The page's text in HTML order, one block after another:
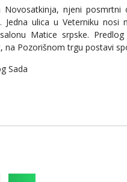
Novosatkinja, njeni
Jedna ulica u Veterniku
Matice srpske.
Pozorišnom trgu postavi
Sada